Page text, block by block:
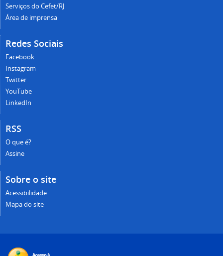
Serviços do Cefet/RJ
Área de imprensa
Redes Sociais
Facebook
Instagram
Twitter
YouTube
LinkedIn
RSS
O que é?
Assine
Sobre o site
Acessibilidade
Mapa do site